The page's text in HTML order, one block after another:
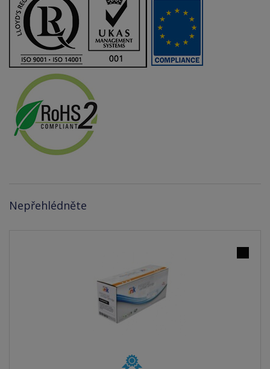
Nepřehlédněte